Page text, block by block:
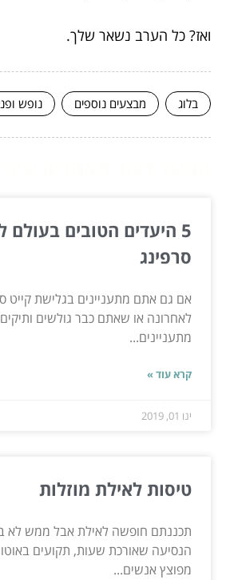
ואז? כל הערב נשאר שלך.
בלוג מבצעים נוספים נופש
5 היעדים הטובים בעולם
סרפינג
אם גם אתם מתעניינים בגלישת קייט
לאחרונה או שאתם כבר גולשים
מתעניינים...
קרא עוד »
ינו 01, 2019
טיסות לאילת מוזלות
תכננתם חופשה לאילת אבל ממש לא
הנסיעה שאורכת שעות, תקועים באוטו
מפוצץ אנשים...